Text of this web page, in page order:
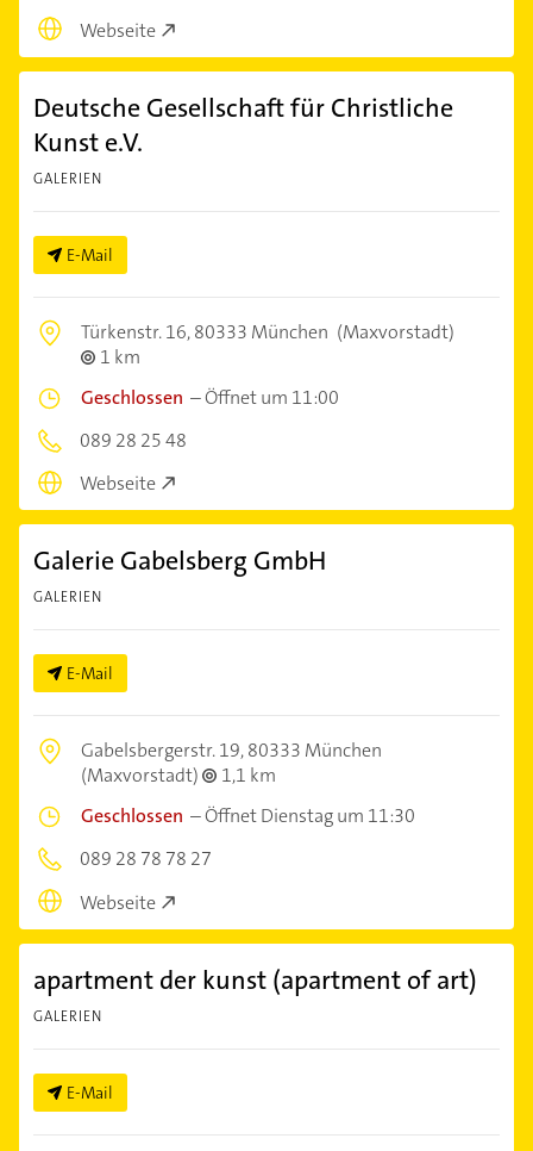
Webseite
Deutsche Gesellschaft für Christliche
Kunst e.V.
GALERIEN
E-Mail
Türkenstr. 16,80333 München (Maxvorstadt)
1 km
Geschlossen –Öffnet um 11:00
089 28 25 48
Webseite
Galerie Gabelsberg GmbH
GALERIEN
E-Mail
Gabelsbergerstr. 19,80333 München
(Maxvorstadt)
1,1 km
Geschlossen –Öffnet Dienstag um 11:30
089 28 78 78 27
Webseite
apartment der kunst (apartment of art)
GALERIEN
E-Mail